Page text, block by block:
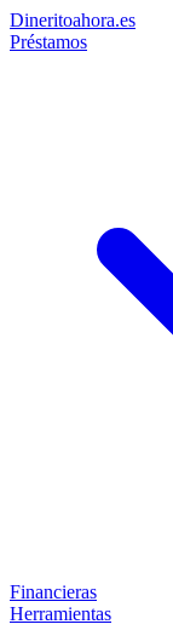
Dineritoahora.es
Préstamos
Financieras
Herramientas